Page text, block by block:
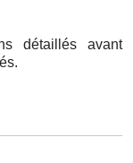
détaillés avant